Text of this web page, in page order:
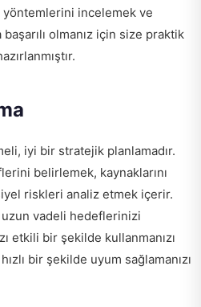
incelemek ve
olmanız için size praktik
iyi bir stratejik planlamadır.
belirlemek, kaynaklarını
riskleri analiz etmek içerir.
uzun vadeli hedeflerinizi
etkili bir şekilde kullanmanızı
bir şekilde uyum sağlamanızı